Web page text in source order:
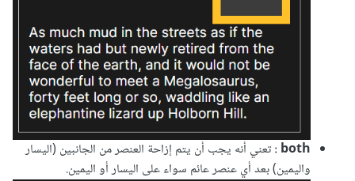
both : تعني أنه يجب أن يتم إزاحة العنصر من الجانبين (اليسار
واليمين) بعد أي عنصر عائم سواء على اليسار أو اليمين.